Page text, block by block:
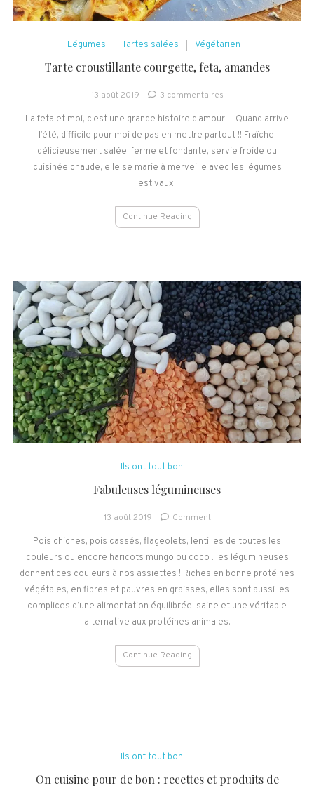
Légumes Tartes salées Végétarien
Tarte croustillante courgette, feta, amandes
13 août 2019 3 commentairessur
croustillante
courgette,
feta,
amandes
La feta et moi, c’est une grande histoire d’amour… Quand arrive
l’été, difficile pour moi de pas en mettre partout !! Fraîche,
délicieusement salée, ferme et fondante, servie froide ou
cuisinée chaude, elle se marie à merveille avec les légumes
estivaux.
Continue Reading
Ils ont tout bon !
Fabuleuses légumineuses
13 août 2019 Commenton
légumineuses
Pois chiches, pois cassés, flageolets, lentilles de toutes les
couleurs ou encore haricots mungo ou coco : les légumineuses
donnent des couleurs à nos assiettes ! Riches en bonne protéines
végétales, en fibres et pauvres en graisses, elles sont aussi les
complices d’une alimentation équilibrée, saine et une véritable
alternative aux protéines animales.
Continue Reading
Ils ont tout bon !
On cuisine pour de bon : recettes et produits de